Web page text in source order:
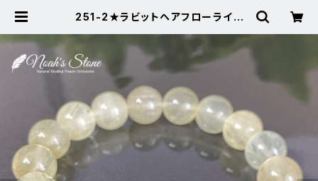
251-2★ラビットヘアフローライト
トーン新品 | Noah's Stone ～パ
ワーストーン・天然石SHOP～